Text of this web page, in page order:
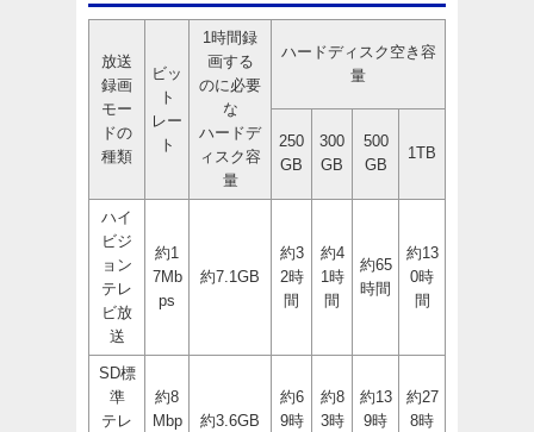
放送
録画
モー
ドの
種類
ビッ
ト
レー
ト
1時間録
画する
のに必要
な
ハードデ
ィスク容
量
ハードディスク空き容
量
250
GB
300
GB
500
GB
1TB
ハイ
ビジ
ョン
テレ
ビ放
送
約1
7Mb
ps
約7.1GB
約3
2時
間
約4
1時
間
約65
時間
約13
0時
間
SD標
準
テレ
約8
Mbp
約3.6GB
約6
9時
約8
3時
約13
9時
約27
8時